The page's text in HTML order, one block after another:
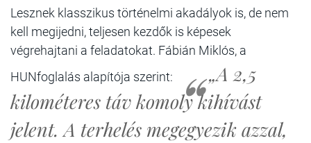
Lesznek klasszikus történelmi akadályok is, de nem
kell megijedni, teljesen kezdők is képesek
végrehajtani a feladatokat. Fábián Miklós, a
HUNfoglalás alapítója szerint:
„A 2,5
kilométeres táv komoly kihívást
jelent. A terhelés megegyezik azzal,